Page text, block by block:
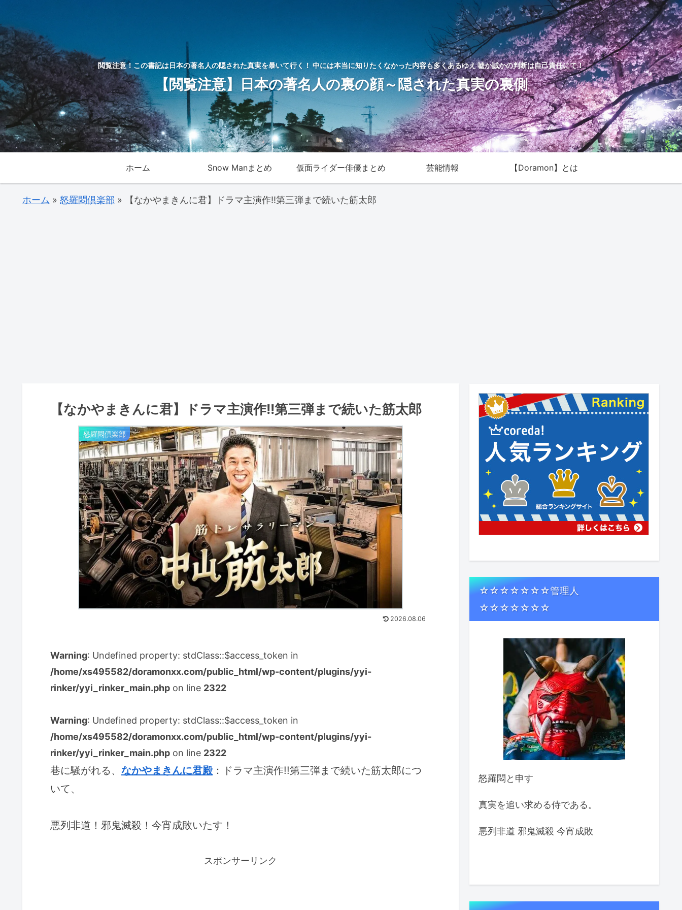
閲覧注意！この書記は日本の著名人の隠された真実を暴いて行く！ 中には本当に知りたくなかった内容も多くあるゆえ 嘘か誠かの判断は自己責任にて！
【閲覧注意】日本の著名人の裏の顔～隠された真実の裏側
ホーム Snow Manまとめ 仮面ライダー俳優まとめ 芸能情報 【Doramon】とは
ホーム » 怒羅悶倶楽部 » 【なかやまきんに君】ドラマ主演作!!第三弾まで続いた筋太郎
【なかやまきんに君】ドラマ主演作!!第三弾まで続いた筋太郎
怒羅悶倶楽部
2026.08.06
Warning: Undefined property: stdClass::$access_token in
/home/xs495582/doramonxx.com/public_html/wp-content/plugins/yyi-
rinker/yyi_rinker_main.php on line 2322
Warning: Undefined property: stdClass::$access_token in
/home/xs495582/doramonxx.com/public_html/wp-content/plugins/yyi-
rinker/yyi_rinker_main.php on line 2322
巷に騒がれる、 なかやまきんに君殿：ドラマ主演作!!第三弾まで続いた筋太郎につ
いて、
悪列非道！邪鬼滅殺！今宵成敗いたす！
スポンサーリンク
☆☆☆☆☆☆☆管理人
☆☆☆☆☆☆☆
怒羅悶と申す
真実を追い求める侍である。
悪列非道 邪鬼滅殺 今宵成敗